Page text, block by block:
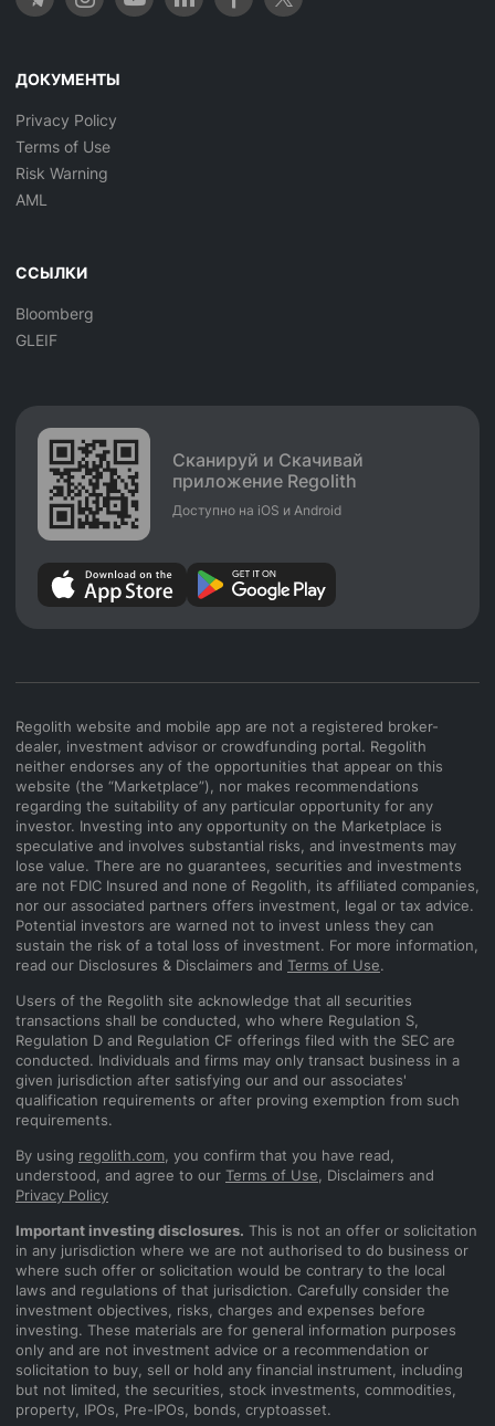
ДОКУМЕНТЫ
Privacy Policy
Terms of Use
Risk Warning
AML
ССЫЛКИ
Bloomberg
GLEIF
Сканируй и Скачивай
приложение Regolith
Доступно на iOS и Android
Regolith website and mobile app are not a registered broker-
dealer, investment advisor or crowdfunding portal. Regolith
neither endorses any of the opportunities that appear on this
website (the “Marketplace”), nor makes recommendations
regarding the suitability of any particular opportunity for any
investor. Investing into any opportunity on the Marketplace is
speculative and involves substantial risks, and investments may
lose value. There are no guarantees, securities and investments
are not FDIC Insured and none of Regolith, its affiliated companies,
nor our associated partners offers investment, legal or tax advice.
Potential investors are warned not to invest unless they can
sustain the risk of a total loss of investment. For more information,
read our Disclosures & Disclaimers and Terms of Use.
Users of the Regolith site acknowledge that all securities
transactions shall be conducted, who where Regulation S,
Regulation D and Regulation CF offerings filed with the SEC are
conducted. Individuals and firms may only transact business in a
given jurisdiction after satisfying our and our associates'
qualification requirements or after proving exemption from such
requirements.
By using regolith.com , you confirm that you have read,
understood, and agree to our Terms of Use , Disclaimers and
Privacy Policy
Important investing disclosures. This is not an offer or solicitation
in any jurisdiction where we are not authorised to do business or
where such offer or solicitation would be contrary to the local
laws and regulations of that jurisdiction. Carefully consider the
investment objectives, risks, charges and expenses before
investing. These materials are for general information purposes
only and are not investment advice or a recommendation or
solicitation to buy, sell or hold any financial instrument, including
but not limited, the securities, stock investments, commodities,
property, IPOs, Pre-IPOs, bonds, cryptoasset.